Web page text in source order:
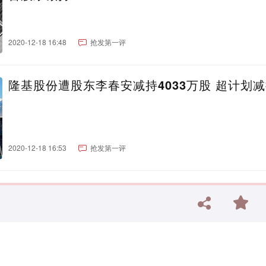
2020-12-18 16:48 抢发第一评
隆基股份遭股东李春安减持4033万股 超计划
2020-12-18 16:53 抢发第一评